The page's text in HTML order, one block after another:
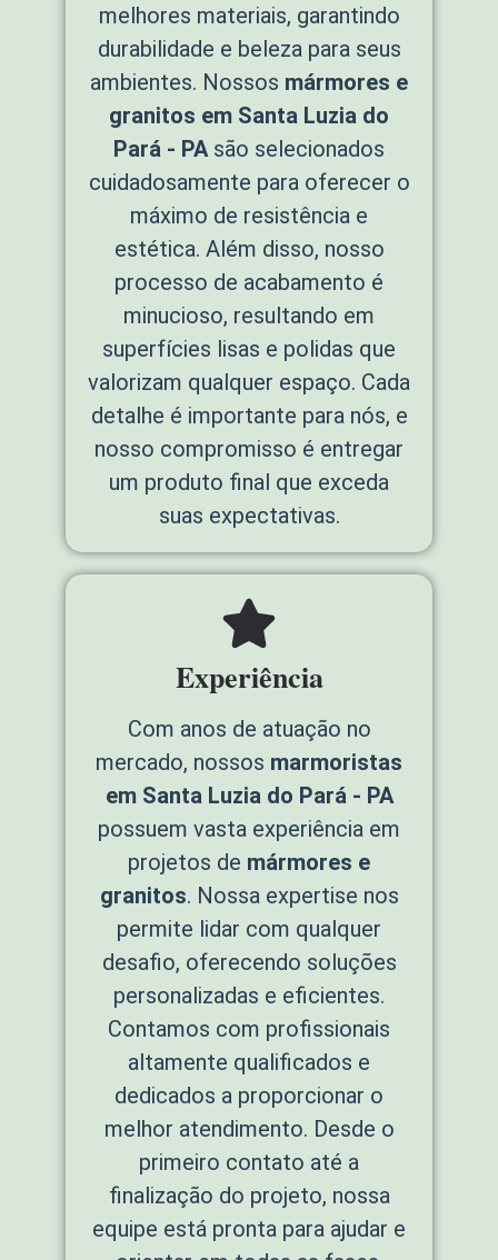
melhores materiais, garantindo
durabilidade e beleza para seus
ambientes. Nossos mármores e
granitos em Santa Luzia do
Pará - PAsão selecionados
cuidadosamente para oferecer o
máximo de resistência e
estética. Além disso, nosso
processo de acabamento é
minucioso, resultando em
superfícies lisas e polidas que
valorizam qualquer espaço. Cada
detalhe é importante para nós, e
nosso compromisso é entregar
um produto final que exceda
suas expectativas.
Experiência
Com anos de atuação no
mercado, nossos marmoristas
em Santa Luzia do Pará - PA
possuem vasta experiência em
projetos de mármores e
granitos. Nossa expertise nos
permite lidar com qualquer
desafio, oferecendo soluções
personalizadas e eficientes.
Contamos com profissionais
altamente qualificados e
dedicados a proporcionar o
melhor atendimento. Desde o
primeiro contato até a
finalização do projeto, nossa
equipe está pronta para ajudar e